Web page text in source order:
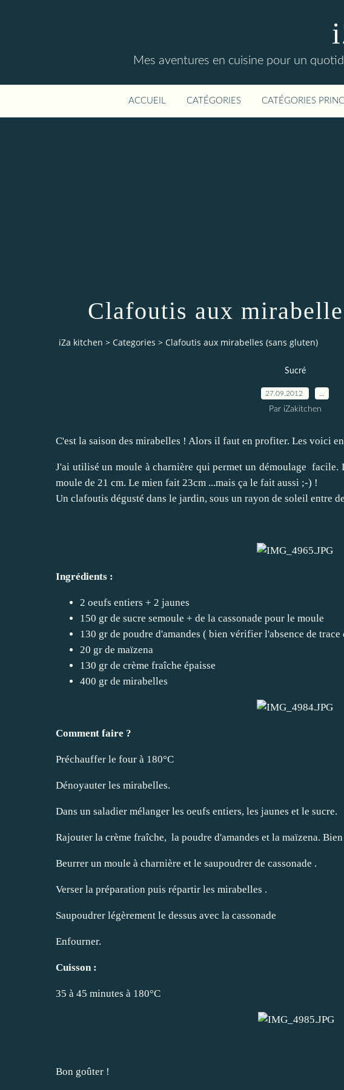
Mes aventures en cuisine pour un
ACCUEIL CATÉGORIES CATÉGORIES
Clafoutis aux
iZa kitchen > Categories > Clafoutis aux mirabelles (sans gluten)
Sucré
27.09.2012
Par iZakitchen
C'est la saison des mirabelles ! Alors il faut en profiter. Les voici
J'ai utilisé un moule à charnière qui permet un démoulage facile.
moule de 21 cm. Le mien fait 23cm ...mais ça le fait aussi ;-) !
Un clafoutis dégusté dans le jardin, sous un rayon de soleil entre
Ingrédients :
2 oeufs entiers + 2 jaunes
150 gr de sucre semoule + de la cassonade pour le moule
130 gr de poudre d'amandes ( bien vérifier l'absence de trace
20 gr de maïzena
130 gr de crème fraîche épaisse
400 gr de mirabelles
Comment faire ?
Préchauffer le four à 180°C
Dénoyauter les mirabelles.
Dans un saladier mélanger les oeufs entiers, les jaunes et le sucre.
Rajouter la crème fraîche, la poudre d'amandes et la maïzena. Bien
Beurrer un moule à charnière et le saupoudrer de cassonade .
Verser la préparation puis répartir les mirabelles .
Saupoudrer légèrement le dessus avec la cassonade
Enfourner.
Cuisson :
35 à 45 minutes à 180°C
Bon goûter !